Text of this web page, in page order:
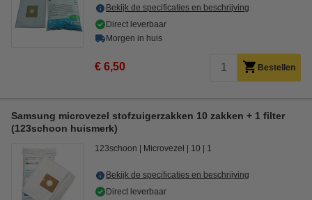
Bekijk de specificaties en beschrijving
Direct leverbaar
Morgen in huis
€ 6,50 Bestellen
Samsung microvezel stofzuigerzakken 10 zakken + 1 filter
(123schoon huismerk)
123schoon Microvezel 10 1
Bekijk de specificaties en beschrijving
Direct leverbaar